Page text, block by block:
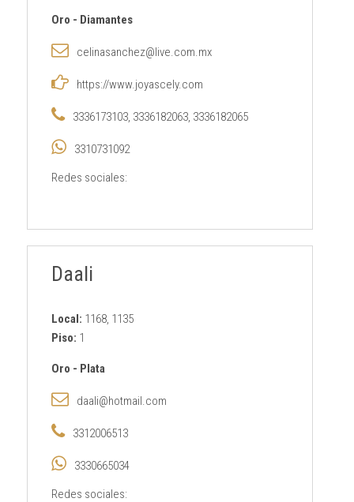
Oro - Diamantes
celinasanchez@live.com.mx
https://www.joyascely.com
3336173103, 3336182063, 3336182065
3310731092
Redes sociales:
Daali
Local: 1168, 1135
Piso: 1
Oro - Plata
daali@hotmail.com
3312006513
3330665034
Redes sociales: